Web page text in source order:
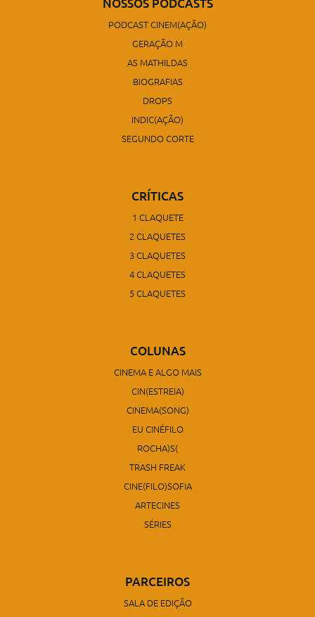
NOSSOS PODCASTS
PODCAST CINEM(AÇÃO)
GERAÇÃO M
AS MATHILDAS
BIOGRAFIAS
DROPS
INDIC(AÇÃO)
SEGUNDO CORTE
CRÍTICAS
1 CLAQUETE
2 CLAQUETES
3 CLAQUETES
4 CLAQUETES
5 CLAQUETES
COLUNAS
CINEMA E ALGO MAIS
CIN(ESTREIA)
CINEMA(SONG)
EU CINÉFILO
ROCHA)S(
TRASH FREAK
CINE(FILO)SOFIA
ARTECINES
SÉRIES
PARCEIROS
SALA DE EDIÇÃO